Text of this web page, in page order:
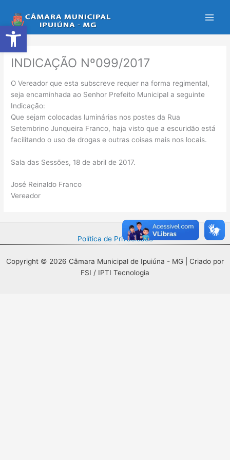
Abrir a barra de ferramentas
para
o
conteúdo
INDICAÇÃO Nº099/2017
O Vereador que esta subscreve requer na forma regimental,
seja encaminhada ao Senhor Prefeito Municipal a seguinte
Indicação:
Que sejam colocadas luminárias nos postes da Rua
Setembrino Junqueira Franco, haja visto que a escuridão está
facilitando o uso de drogas e outras coisas mais nos locais.
Sala das Sessões, 18 de abril de 2017.
José Reinaldo Franco
Vereador
Política de Privacidade
Copyright © 2026 Câmara Municipal de Ipuiúna - MG | Criado por
FSI / IPTI Tecnologia